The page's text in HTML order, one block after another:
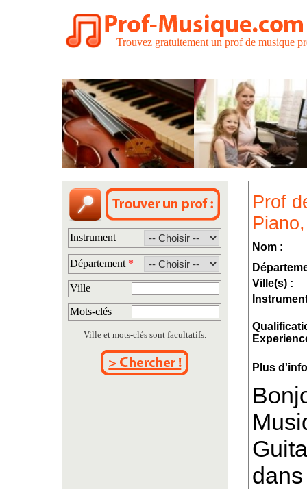
Trouvez gratuitement un prof de musique
Instrument
Département *
Ville
Mots-clés
Ville et mots-clés sont facultatifs.
Prof
Nom :
Ville(s) :
Plus